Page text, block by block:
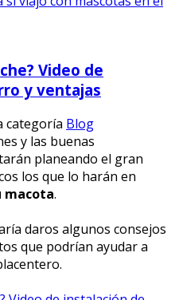
Video de
y ventajas
categoría Blog
y las buenas
planeando el gran
los que lo harán en
macota.
daros algunos consejos
que podrían ayudar a